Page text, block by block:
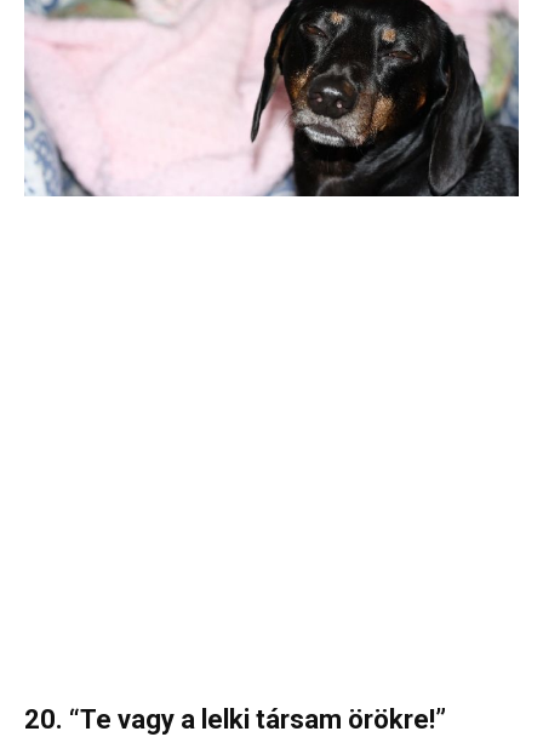
20. “Te vagy a lelki társam örökre!”